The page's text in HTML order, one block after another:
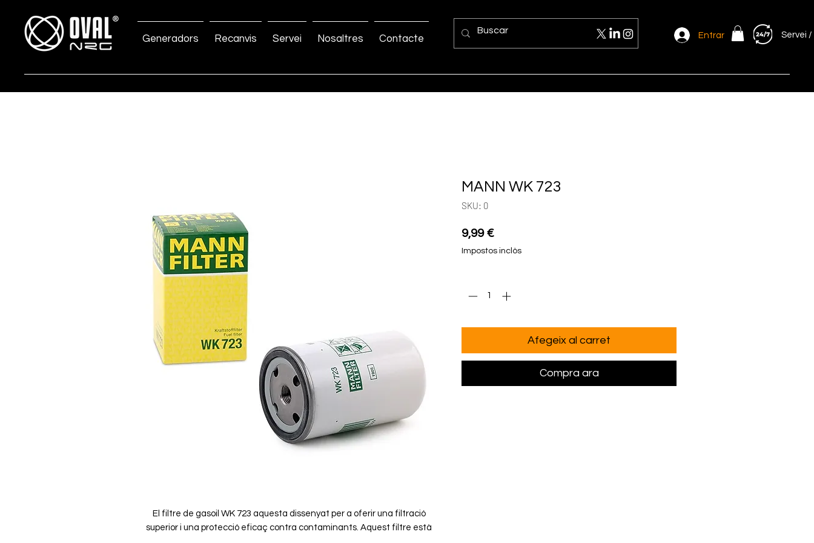
Generadors Recanvis Servei Nosaltres Contacte Servei /
Entrar
El filtre de gasoil WK 723 aquesta dissenyat per a oferir una filtració
superior i una protecció eficaç contra contaminants. Aquest filtre està
MANN WK 723
SKU: 0
9,99 €Price
Impostos inclòs
Afegeix al carret
Compra ara